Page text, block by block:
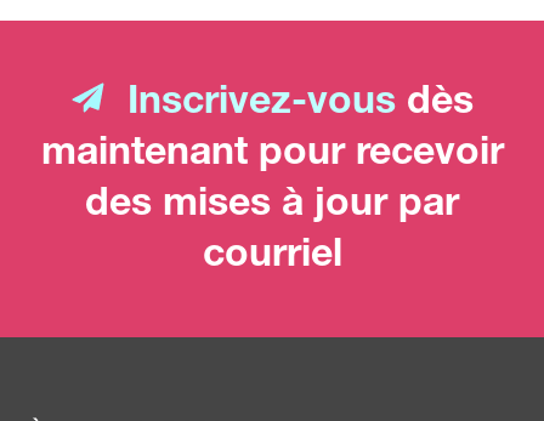
Inscrivez-vous dès
maintenant pour recevoir
des mises à jour par
courriel